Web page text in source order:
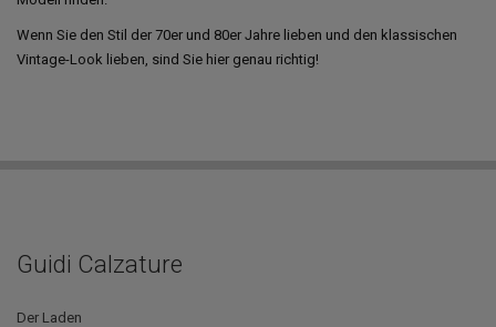
Wenn Sie den Stil der 70er und 80er Jahre lieben und den klassischen
Vintage-Look lieben, sind Sie hier genau richtig!
Guidi Calzature
Der Laden